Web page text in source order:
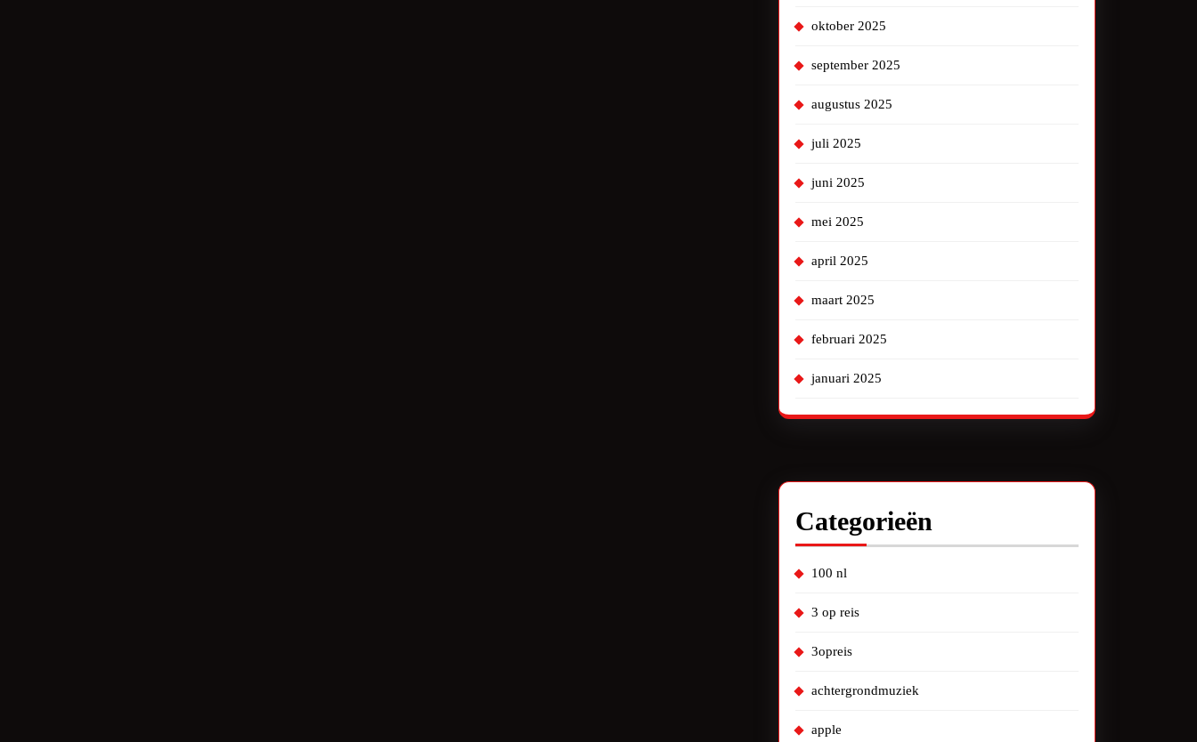
oktober 2025
september 2025
augustus 2025
juli 2025
juni 2025
mei 2025
april 2025
maart 2025
februari 2025
januari 2025
Categorieën
100 nl
3 op reis
3opreis
achtergrondmuziek
apple